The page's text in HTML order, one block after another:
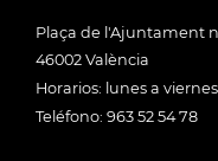
Plaça de l'Ajuntament
46002 València
Horarios: lunes a
Teléfono: 963 52 54 78